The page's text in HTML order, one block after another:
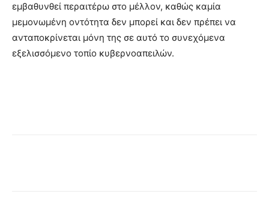
εμβαθυνθεί περαιτέρω στο μέλλον, καθώς καμία
μεμονωμένη οντότητα δεν μπορεί και δεν πρέπει να
ανταποκρίνεται μόνη της σε αυτό το συνεχόμενα
εξελισσόμενο τοπίο κυβερνοαπειλών.